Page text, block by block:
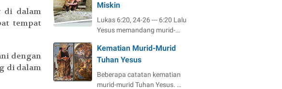
di dalam
tempat
dengan
di dalam
Miskin
Lukas 6:20, 24-26 --- 6:20 Lalu
Yesus memandang murid-…
Kematian Murid-Murid
Tuhan Yesus
Beberapa catatan kematian
murid-murid Tuhan Yesus. …